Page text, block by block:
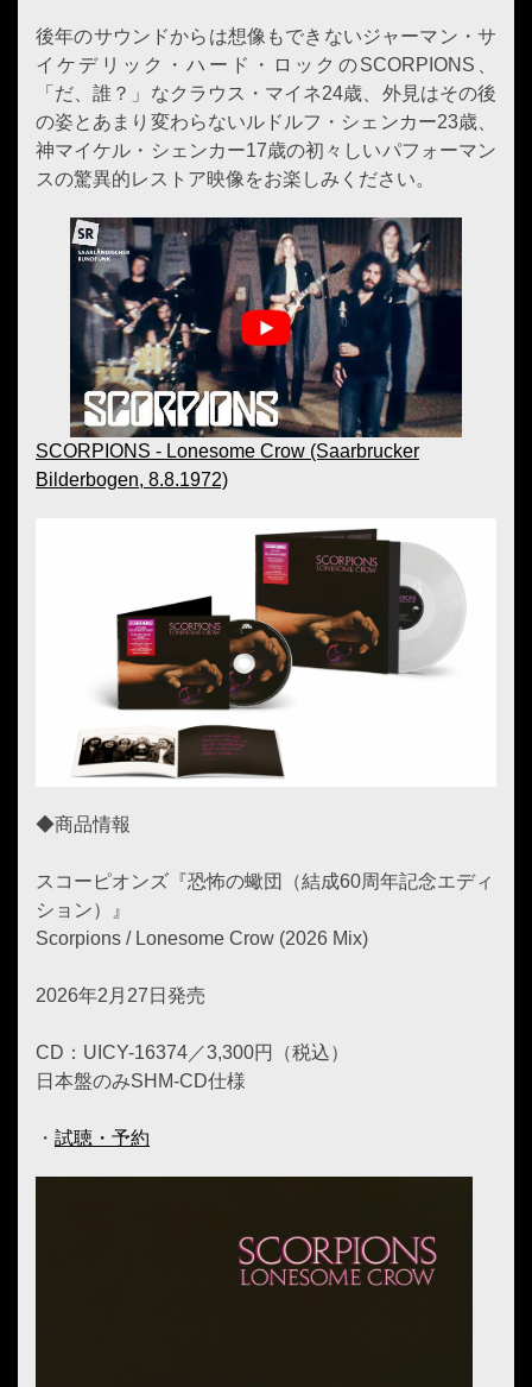
後年のサウンドからは想像もできないジャーマン・サ
イケデリック・ハード・ロックのSCORPIONS、
「だ、誰？」なクラウス・マイネ24歳、外見はその後
の姿とあまり変わらないルドルフ・シェンカー23歳、
神マイケル・シェンカー17歳の初々しいパフォーマン
スの驚異的レストア映像をお楽しみください。
SCORPIONS - Lonesome Crow (Saarbrucker
Bilderbogen, 8.8.1972)
◆商品情報
スコーピオンズ『恐怖の蠍団（結成60周年記念エディ
ション）』
Scorpions / Lonesome Crow (2026 Mix)
2026年2月27日発売
CD：UICY-16374／3,300円（税込）
日本盤のみSHM-CD仕様
・ 試聴・予約